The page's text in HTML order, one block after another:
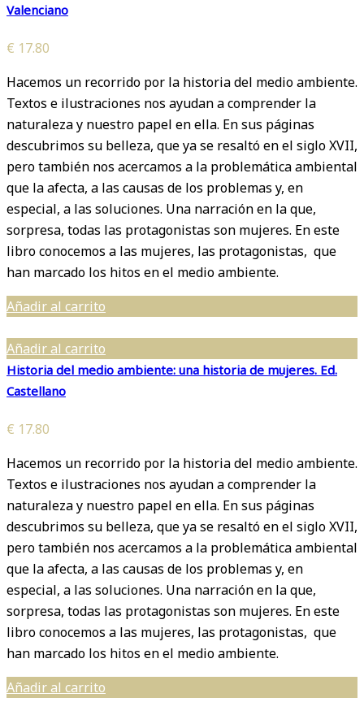
Valenciano
€ 17.80
Hacemos un recorrido por la historia del medio ambiente.
Textos e ilustraciones nos ayudan a comprender la
naturaleza y nuestro papel en ella. En sus páginas
descubrimos su belleza, que ya se resaltó en el siglo XVII,
pero también nos acercamos a la problemática ambiental
que la afecta, a las causas de los problemas y, en
especial, a las soluciones. Una narración en la que,
sorpresa, todas las protagonistas son mujeres. En este
libro conocemos a las mujeres, las protagonistas, que
han marcado los hitos en el medio ambiente.
Añadir al carrito
Añadir al carrito
Historia del medio ambiente: una historia de mujeres. Ed.
Castellano
€ 17.80
Hacemos un recorrido por la historia del medio ambiente.
Textos e ilustraciones nos ayudan a comprender la
naturaleza y nuestro papel en ella. En sus páginas
descubrimos su belleza, que ya se resaltó en el siglo XVII,
pero también nos acercamos a la problemática ambiental
que la afecta, a las causas de los problemas y, en
especial, a las soluciones. Una narración en la que,
sorpresa, todas las protagonistas son mujeres. En este
libro conocemos a las mujeres, las protagonistas, que
han marcado los hitos en el medio ambiente.
Añadir al carrito